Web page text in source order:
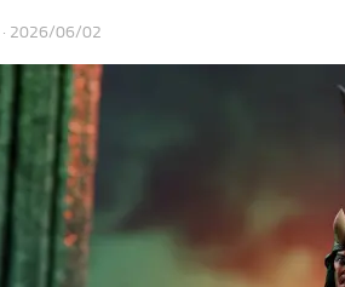
· 2026/06/02